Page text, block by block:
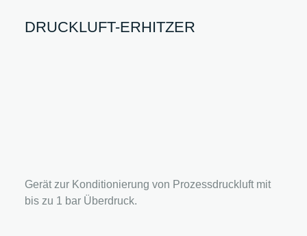
DRUCKLUFT-ERHITZER
Gerät zur Konditionierung von Prozessdruckluft mit
bis zu 1 bar Überdruck.